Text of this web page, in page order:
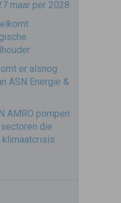
maar per 2028
er alsnog
ASN Energie &
AMRO pompen
die
klimaatcrisis